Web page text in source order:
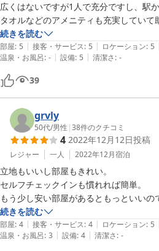
広くはないですが1人で充分ですし、駅
タオルなどのアメニティも充実していて
続きを読む
部屋: 5 | 接客・サービス: 5 | ロケーション: 5
温泉・お風呂: - | 設備: 5 | 清潔さ: -
39
grvly
50代/男性 |38件のクチコミ
4 2022年12月12日投稿
レジャー 一人 2022年12月宿泊
立地もいいし部屋もきれい。
セルフチェックインも慣れれば簡単。
もう少し安い部屋があるともっといいの
続きを読む
部屋: 4 | 接客・サービス: 4 | ロケーション: 5
温泉・お風呂: 3 | 設備: 4 | 清潔さ: -